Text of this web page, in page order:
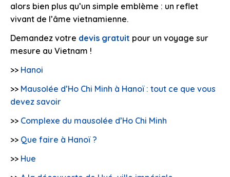
alors bien plus qu’un simple emblème : un reflet
vivant de l’âme vietnamienne.
Demandez votre devis gratuit pour un voyage sur
mesure au Vietnam !
>> Hanoi
>> Mausolée d’Ho Chi Minh à Hanoï : tout ce que vous
devez savoir
>> Complexe du mausolée d’Ho Chi Minh
>> Que faire à Hanoï ?
>> Hue